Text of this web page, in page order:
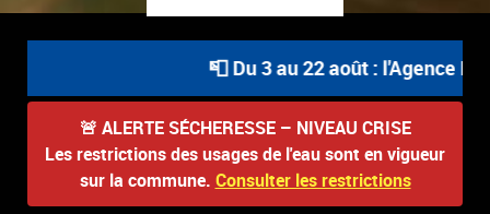
📮 Du 3 au 22 août : l'Agence
🚨 ALERTE SÉCHERESSE – NIVEAU CRISE
Les restrictions des usages de l'eau sont en vigueur
sur la commune. Consulter les restrictions